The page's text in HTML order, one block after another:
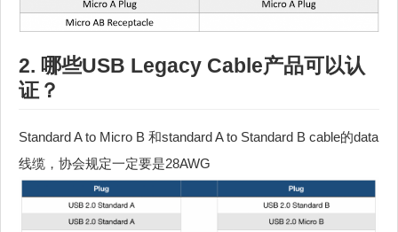
2. 哪些USB Legacy Cable产品可以认
证？
Standard A to Micro B 和standard A to Standard B cable的data
线缆，协会规定一定要是28AWG